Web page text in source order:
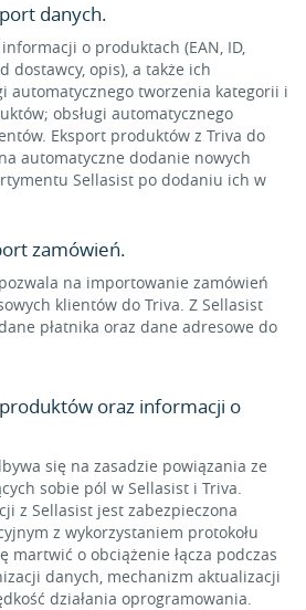
danych.
o produktach (EAN, ID,
dostawcy, opis), a także ich
automatycznego tworzenia kategorii i
obsługi automatycznego
Eksport produktów z Triva do
automatyczne dodanie nowych
Sellasist po dodaniu ich w
zamówień.
na importowanie zamówień
klientów do Triva. Z Sellasist
płatnika oraz dane adresowe do
oraz informacji o
się na zasadzie powiązania ze
sobie pól w Sellasist i Triva.
z Sellasist jest zabezpieczona
z wykorzystaniem protokołu
martwić o obciążenie łącza podczas
danych, mechanizm aktualizacji
działania oprogramowania.